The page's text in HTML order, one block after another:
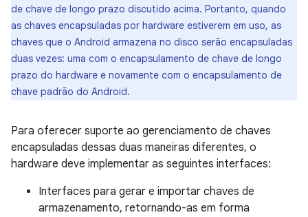
de chave de longo prazo discutido acima. Portanto, quando
as chaves encapsuladas por hardware estiverem em uso, as
chaves que o Android armazena no disco serão encapsuladas
duas vezes: uma com o encapsulamento de chave de longo
prazo do hardware e novamente com o encapsulamento de
chave padrão do Android.
Para oferecer suporte ao gerenciamento de chaves
encapsuladas dessas duas maneiras diferentes, o
hardware deve implementar as seguintes interfaces:
Interfaces para gerar e importar chaves de
armazenamento, retornando-as em forma